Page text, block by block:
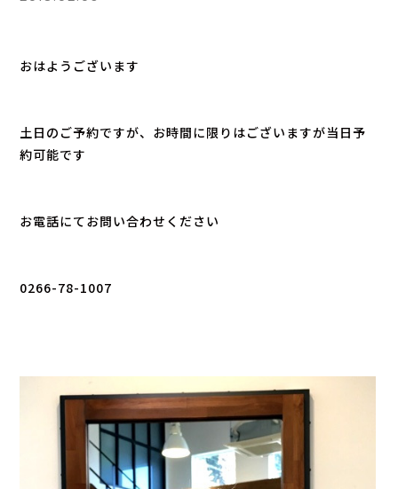
おはようございます
土日のご予約ですが、お時間に限りはございますが当日予
約可能です
お電話にてお問い合わせください
0266-78-1007